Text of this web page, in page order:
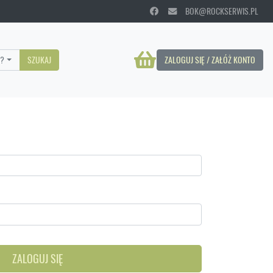
BOK@ROCKSERWIS.PL
ZALOGUJ SIĘ / ZAŁÓŻ KONTO
SZUKAJ
ZALOGUJ SIĘ